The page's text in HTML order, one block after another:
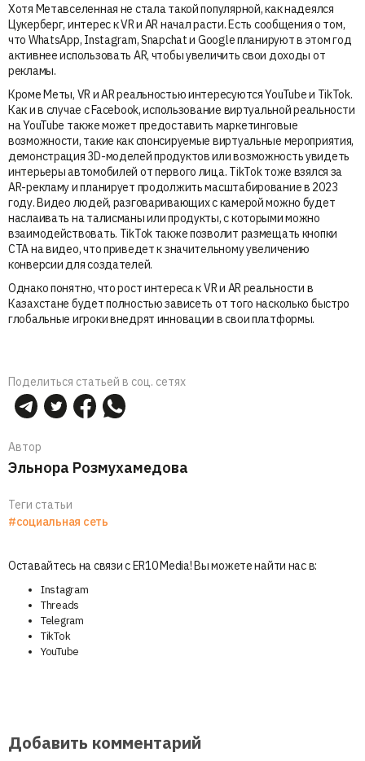
Хотя Метавселенная не стала такой популярной, как надеялся
Цукерберг, интерес к VR и AR начал расти. Есть сообщения о том,
что WhatsApp, Instagram, Snapchat и Google планируют в этом год
активнее использовать AR, чтобы увеличить свои доходы от
рекламы.
Кроме Меты, VR и AR реальностью интересуются YouTube и TikTok.
Как и в случае с Facebook, использование виртуальной реальности
на YouTube также может предоставить маркетинговые
возможности, такие как спонсируемые виртуальные мероприятия,
демонстрация 3D-моделей продуктов или возможность увидеть
интерьеры автомобилей от первого лица. TikTok тоже взялся за
AR-рекламу и планирует продолжить масштабирование в 2023
году. Видео людей, разговаривающих с камерой можно будет
наслаивать на талисманы или продукты, с которыми можно
взаимодействовать. TikTok также позволит размещать кнопки
CTA на видео, что приведет к значительному увеличению
конверсии для создателей.
Однако понятно, что рост интереса к VR и AR реальности в
Казахстане будет полностью зависеть от того насколько быстро
глобальные игроки внедрят инновации в свои платформы.
Поделиться статьей в соц. сетях
Автор
Эльнора Розмухамедова
Теги статьи
#социальная сеть
Оставайтесь на связи с ER10 Media! Вы можете найти нас в:
Instagram
Threads
Telegram
TikTok
YouTube
Добавить комментарий